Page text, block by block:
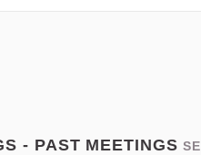
- PAST MEETINGS